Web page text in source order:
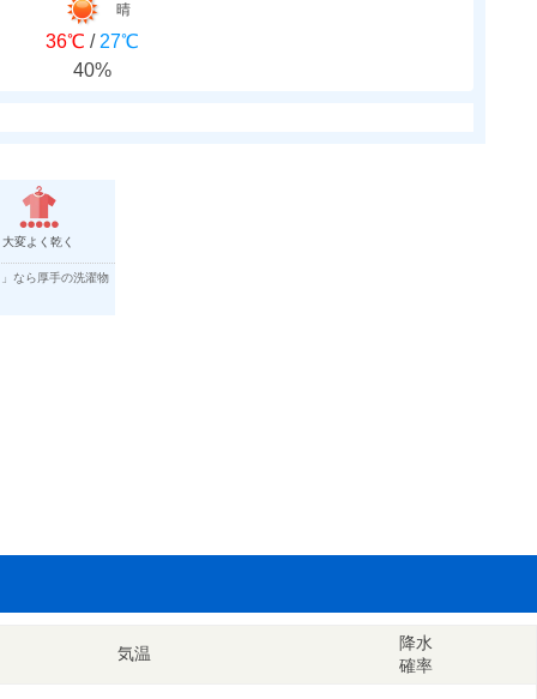
晴
36℃ / 27℃
40%
大変よく乾く
なら厚手の洗濯物
気温
降水
確率